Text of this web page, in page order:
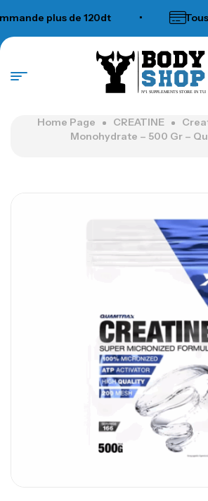
plus de 120dt Tous
N°1 SUPPLEMENTS STORE IN
Home Page CREATINE
Monohydrate – 500 Gr –